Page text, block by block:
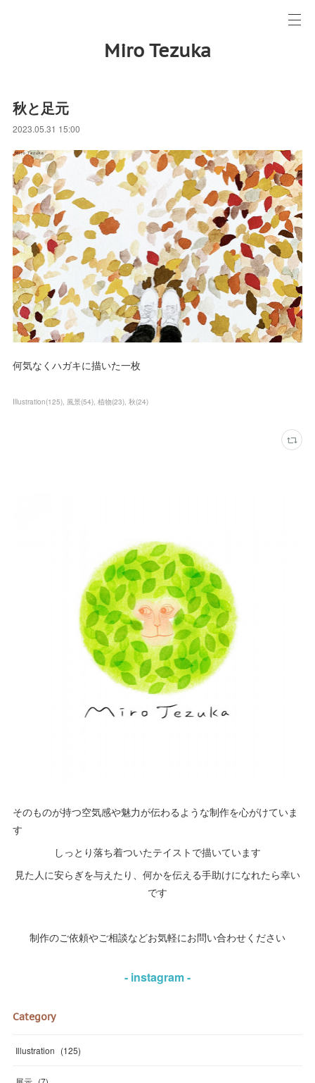
Miro Tezuka
秋と足元
2023.05.31 15:00
何気なくハガキに描いた一枚
Illustration(125) 風景(54) 植物(23) 秋(24)
そのものが持つ空気感や魅力が伝わるような制作を心がけていま
す
しっとり落ち着ついたテイストで描いています
見た人に安らぎを与えたり、何かを伝える手助けになれたら幸い
です
制作のご依頼やご相談などお気軽にお問い合わせください
- instagram -
Category
Illustration (125)